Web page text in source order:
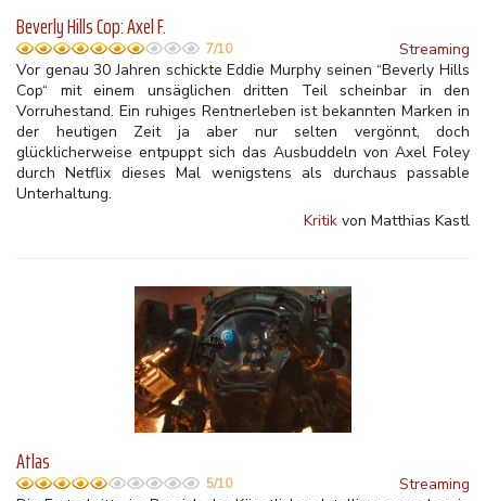
Beverly Hills Cop: Axel F.
7/10
Streaming
Vor genau 30 Jahren schickte Eddie Murphy seinen “Beverly Hills
Cop“ mit einem unsäglichen dritten Teil scheinbar in den
Vorruhestand. Ein ruhiges Rentnerleben ist bekannten Marken in
der heutigen Zeit ja aber nur selten vergönnt, doch
glücklicherweise entpuppt sich das Ausbuddeln von Axel Foley
durch Netflix dieses Mal wenigstens als durchaus passable
Unterhaltung.
Kritik von Matthias Kastl
Atlas
5/10
Streaming